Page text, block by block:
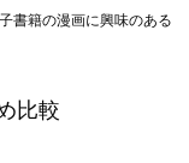
書籍の漫画に興味のある
比較